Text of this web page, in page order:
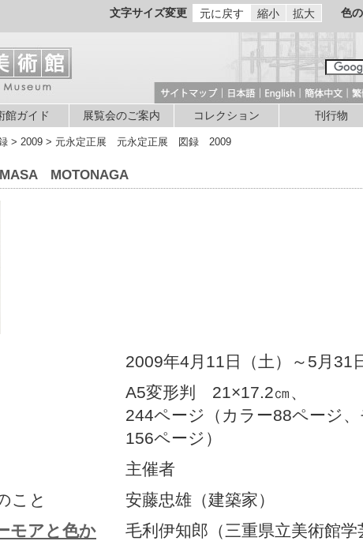
文字サイズ変更 元に戻す 縮小 拡大 色
館ガイド 展覧会のご案内 コレクション 刊行物
> 2009 > 元永定正展 元永定正展 図録 2009
MOTONAGA
2009年4月11日（土）～5月31
A5変形判 21×17.2㎝、
244ページ（カラー88ページ、
156ページ）
主催者
こと
安藤忠雄（建築家）
モアと色か
毛利伊知郎（三重県立美術館学